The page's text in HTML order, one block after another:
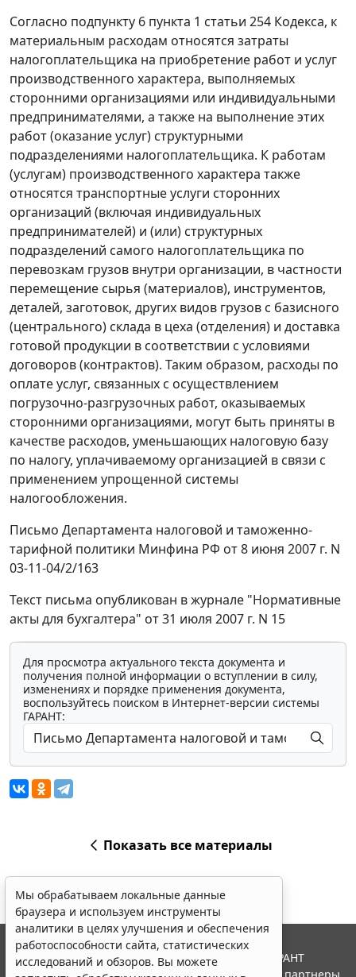
Согласно подпункту 6 пункта 1 статьи 254 Кодекса, к
материальным расходам относятся затраты
налогоплательщика на приобретение работ и услуг
производственного характера, выполняемых
сторонними организациями или индивидуальными
предпринимателями, а также на выполнение этих
работ (оказание услуг) структурными
подразделениями налогоплательщика. К работам
(услугам) производственного характера также
относятся транспортные услуги сторонних
организаций (включая индивидуальных
предпринимателей) и (или) структурных
подразделений самого налогоплательщика по
перевозкам грузов внутри организации, в частности
перемещение сырья (материалов), инструментов,
деталей, заготовок, других видов грузов с базисного
(центрального) склада в цеха (отделения) и доставка
готовой продукции в соответствии с условиями
договоров (контрактов). Таким образом, расходы по
оплате услуг, связанных с осуществлением
погрузочно-разгрузочных работ, оказываемых
сторонними организациями, могут быть приняты в
качестве расходов, уменьшающих налоговую базу
по налогу, уплачиваемому организацией в связи с
применением упрощенной системы
налогообложения.
Письмо Департамента налоговой и таможенно-
тарифной политики Минфина РФ от 8 июня 2007 г. N
03-11-04/2/163
Текст письма опубликован в журнале "Нормативные
акты для бухгалтера" от 31 июля 2007 г. N 15
Для просмотра актуального текста документа и
получения полной информации о вступлении в силу,
изменениях и порядке применения документа,
воспользуйтесь поиском в Интернет-версии системы
ГАРАНТ:
Показать все материалы
Мы обрабатываем локальные данные
браузера и используем инструменты
аналитики в целях улучшения и обеспечения
работоспособности сайта, статистических
исследований и обзоров. Вы можете
© ООО "НПП "ГАРАНТ-СЕРВИС", 2026. Система ГАРАНТ